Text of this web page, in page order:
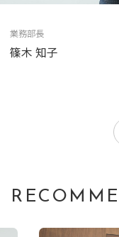
業務部長
篠木 知子